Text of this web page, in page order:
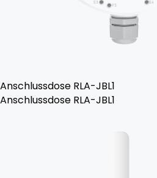
Anschlussdose RLA-JBL1
Anschlussdose RLA-JBL1